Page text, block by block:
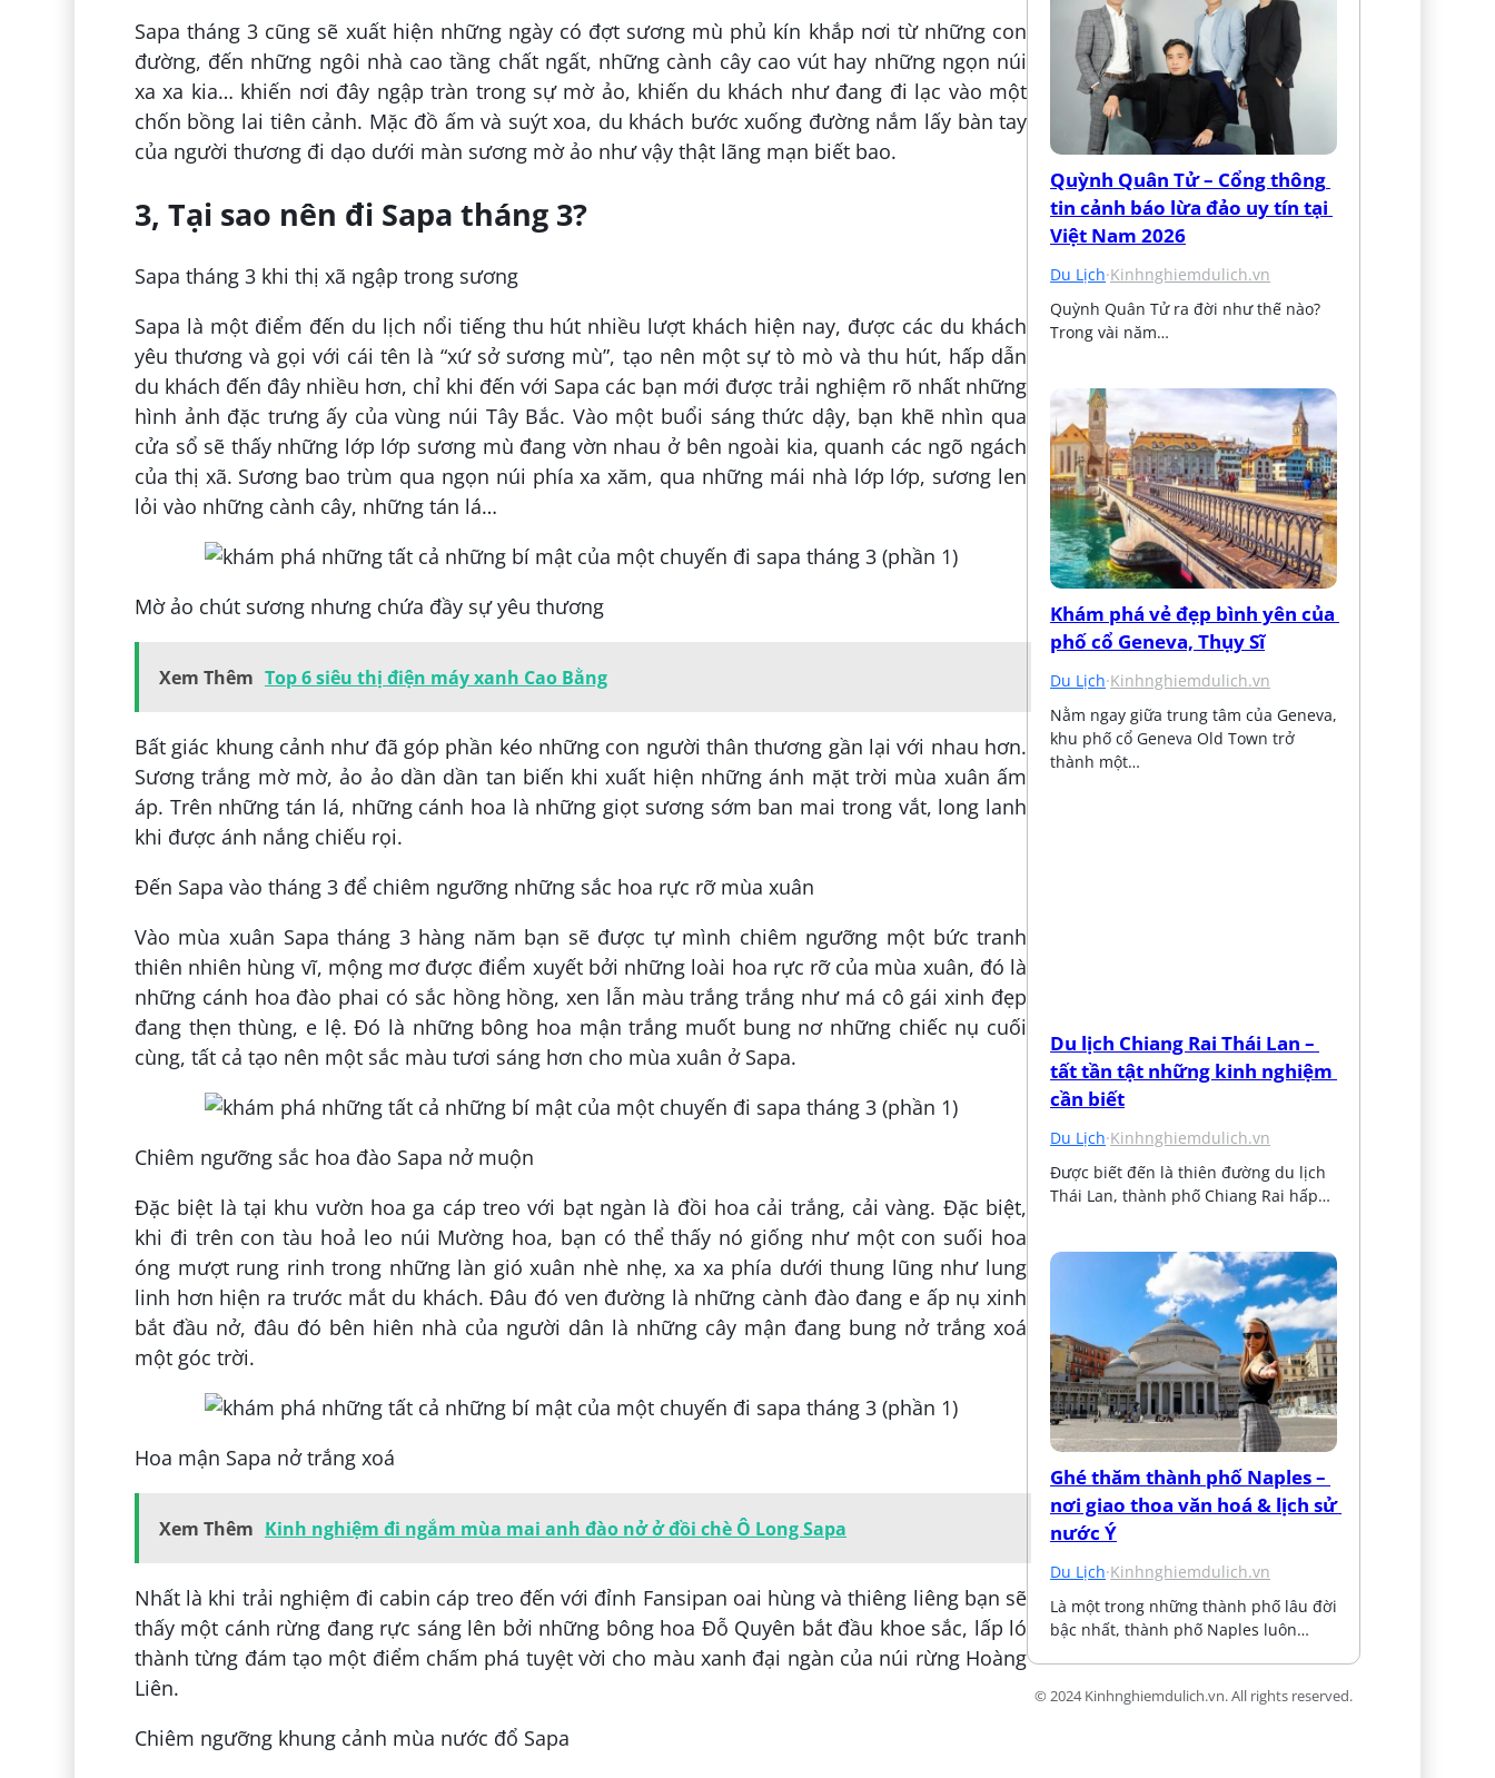
Sapa tháng 3 cũng sẽ xuất hiện những ngày có đợt sương mù phủ kín khắp nơi từ những con
đường, đến những ngôi nhà cao tầng chất ngất, những cành cây cao vút hay những ngọn núi
xa xa kia… khiến nơi đây ngập tràn trong sự mờ ảo, khiến du khách như đang đi lạc vào một
chốn bồng lai tiên cảnh. Mặc đồ ấm và suýt xoa, du khách bước xuống đường nắm lấy bàn tay
của người thương đi dạo dưới màn sương mờ ảo như vậy thật lãng mạn biết bao.
3, Tại sao nên đi Sapa tháng 3?
Sapa tháng 3 khi thị xã ngập trong sương
Sapa là một điểm đến du lịch nổi tiếng thu hút nhiều lượt khách hiện nay, được các du khách
yêu thương và gọi với cái tên là “xứ sở sương mù”, tạo nên một sự tò mò và thu hút, hấp dẫn
du khách đến đây nhiều hơn, chỉ khi đến với Sapa các bạn mới được trải nghiệm rõ nhất những
hình ảnh đặc trưng ấy của vùng núi Tây Bắc. Vào một buổi sáng thức dậy, bạn khẽ nhìn qua
cửa sổ sẽ thấy những lớp lớp sương mù đang vờn nhau ở bên ngoài kia, quanh các ngõ ngách
của thị xã. Sương bao trùm qua ngọn núi phía xa xăm, qua những mái nhà lớp lớp, sương len
lỏi vào những cành cây, những tán lá…
Mờ ảo chút sương nhưng chứa đầy sự yêu thương
Xem Thêm Top 6 siêu thị điện máy xanh Cao Bằng
Bất giác khung cảnh như đã góp phần kéo những con người thân thương gần lại với nhau hơn.
Sương trắng mờ mờ, ảo ảo dần dần tan biến khi xuất hiện những ánh mặt trời mùa xuân ấm
áp. Trên những tán lá, những cánh hoa là những giọt sương sớm ban mai trong vắt, long lanh
khi được ánh nắng chiếu rọi.
Đến Sapa vào tháng 3 để chiêm ngưỡng những sắc hoa rực rỡ mùa xuân
Vào mùa xuân Sapa tháng 3 hàng năm bạn sẽ được tự mình chiêm ngưỡng một bức tranh
thiên nhiên hùng vĩ, mộng mơ được điểm xuyết bởi những loài hoa rực rỡ của mùa xuân, đó là
những cánh hoa đào phai có sắc hồng hồng, xen lẫn màu trắng trắng như má cô gái xinh đẹp
đang thẹn thùng, e lệ. Đó là những bông hoa mận trắng muốt bung nơ những chiếc nụ cuối
cùng, tất cả tạo nên một sắc màu tươi sáng hơn cho mùa xuân ở Sapa.
Chiêm ngưỡng sắc hoa đào Sapa nở muộn
Đặc biệt là tại khu vườn hoa ga cáp treo với bạt ngàn là đồi hoa cải trắng, cải vàng. Đặc biệt,
khi đi trên con tàu hoả leo núi Mường hoa, bạn có thể thấy nó giống như một con suối hoa
óng mượt rung rinh trong những làn gió xuân nhè nhẹ, xa xa phía dưới thung lũng như lung
linh hơn hiện ra trước mắt du khách. Đâu đó ven đường là những cành đào đang e ấp nụ xinh
bắt đầu nở, đâu đó bên hiên nhà của người dân là những cây mận đang bung nở trắng xoá
một góc trời.
Hoa mận Sapa nở trắng xoá
Xem Thêm Kinh nghiệm đi ngắm mùa mai anh đào nở ở đồi chè Ô Long Sapa
Nhất là khi trải nghiệm đi cabin cáp treo đến với đỉnh Fansipan oai hùng và thiêng liêng bạn sẽ
thấy một cánh rừng đang rực sáng lên bởi những bông hoa Đỗ Quyên bắt đầu khoe sắc, lấp ló
thành từng đám tạo một điểm chấm phá tuyệt vời cho màu xanh đại ngàn của núi rừng Hoàng
Liên.
Chiêm ngưỡng khung cảnh mùa nước đổ Sapa
Quỳnh Quân Tử – Cổng thông
tin cảnh báo lừa đảo uy tín tại
Việt Nam 2026
Du Lịch·Kinhnghiemdulich.vn
Quỳnh Quân Tử ra đời như thế nào?
Trong vài năm…
Khám phá vẻ đẹp bình yên của
phố cổ Geneva, Thụy Sĩ
Du Lịch·Kinhnghiemdulich.vn
Nằm ngay giữa trung tâm của Geneva,
khu phố cổ Geneva Old Town trở
thành một…
Du lịch Chiang Rai Thái Lan –
tất tần tật những kinh nghiệm
cần biết
Du Lịch·Kinhnghiemdulich.vn
Được biết đến là thiên đường du lịch
Thái Lan, thành phố Chiang Rai hấp…
Ghé thăm thành phố Naples –
nơi giao thoa văn hoá & lịch sử
nước Ý
Du Lịch·Kinhnghiemdulich.vn
Là một trong những thành phố lâu đời
bậc nhất, thành phố Naples luôn…
© 2024 Kinhnghiemdulich.vn. All rights reserved.